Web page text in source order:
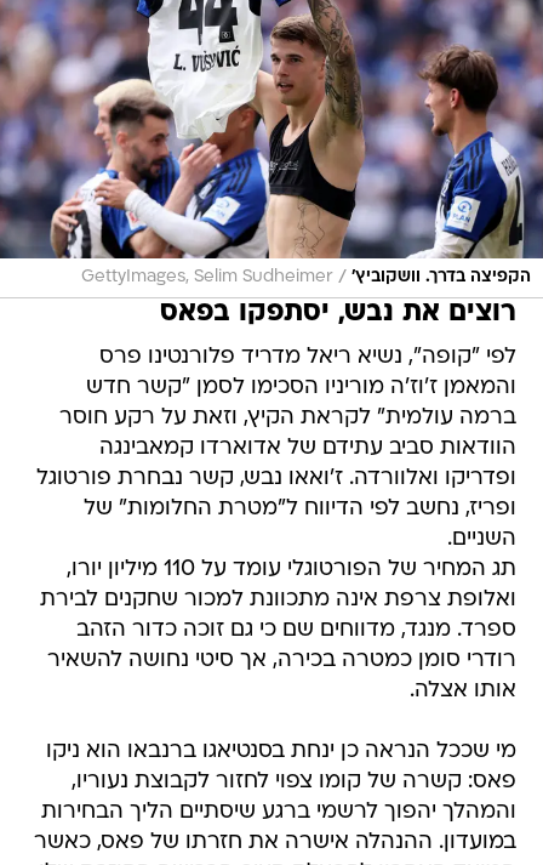
הקפיצה בדרך. וושקוביץ' /
GettyImages, Selim Sudheimer
רוצים את נבש, יסתפקו בפאס
לפי "קופה", נשיא ריאל מדריד פלורנטינו פרס
והמאמן ז'וז'ה מוריניו הסכימו לסמן "קשר חדש
ברמה עולמית" לקראת הקיץ, וזאת על רקע חוסר
הוודאות סביב עתידם של אדוארדו קמאבינגה
ופדריקו ואלוורדה. ז'ואאו נבש, קשר נבחרת פורטוגל
ופריז, נחשב לפי הדיווח ל"מטרת החלומות" של
השניים.
תג המחיר של הפורטוגלי עומד על 110 מיליון יורו,
ואלופת צרפת אינה מתכוונת למכור שחקנים לבירת
ספרד. מנגד, מדווחים שם כי גם זוכה כדור הזהב
רודרי סומן כמטרה בכירה, אך סיטי נחושה להשאיר
אותו אצלה.
מי שככל הנראה כן ינחת בסנטיאגו ברנבאו הוא ניקו
פאס: קשרה של קומו צפוי לחזור לקבוצת נעוריו,
והמהלך יהפוך לרשמי ברגע שיסתיים הליך הבחירות
במועדון. ההנהלה אישרה את חזרתו של פאס, כאשר